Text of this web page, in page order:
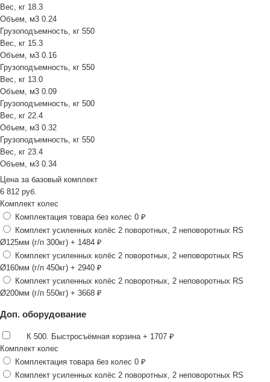
Вес, кг 18.3
Объем, м3 0.24
Грузоподъемность, кг 550
Вес, кг 15.3
Объем, м3 0.16
Грузоподъемность, кг 550
Вес, кг 13.0
Объем, м3 0.09
Грузоподъемность, кг 500
Вес, кг 22.4
Объем, м3 0.32
Грузоподъемность, кг 550
Вес, кг 23.4
Объем, м3 0.34
Цена за базовый комплект
6 812 руб.
Комплект колес
Комплектация товара без колес 0 ₽
Комплект усиленных колёс 2 поворотных, 2 неповоротных RS
Ø125мм (г/п 300кг) + 1484 ₽
Комплект усиленных колёс 2 поворотных, 2 неповоротных RS
Ø160мм (г/п 450кг) + 2940 ₽
Комплект усиленных колёс 2 поворотных, 2 неповоротных RS
Ø200мм (г/п 550кг) + 3668 ₽
Доп. оборудование
К 500. Быстросъёмная корзина + 1707 ₽
Комплект колес
Комплектация товара без колес 0 ₽
Комплект усиленных колёс 2 поворотных, 2 неповоротных RS